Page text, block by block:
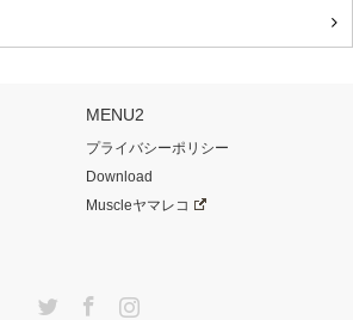
MENU2
プライバシーポリシー
Download
Muscleヤマレコ